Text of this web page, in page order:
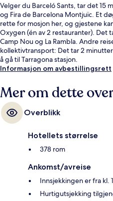
Velger du Barceló Sants, tar det 15
og Fira de Barcelona Montjuïc. Et
rette for mosjon her, og gjestene
Oxygen (én av 2 restauranter). Det
Camp Nou og La Rambla. Andre
kollektivtransport: Det tar 2
å gå til Tarragona stasjon.
Informasjon om avbestillingsrett
Mer om dette
Overblikk
Hotellets størrelse
378 rom
Ankomst/avreise
Innsjekkingen er fra kl.
Hurtigutsjekking